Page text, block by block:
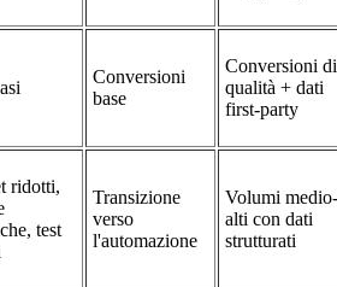
Conversioni
base
Conversioni di
qualità + dati
first-party
ridotti,
test
Transizione
verso
l'automazione
Volumi medio-
alti con dati
strutturati